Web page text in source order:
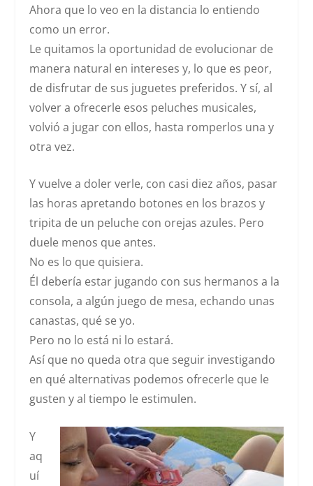
Ahora que lo veo en la distancia lo entiendo
como un error.
Le quitamos la oportunidad de evolucionar de
manera natural en intereses y, lo que es peor,
de disfrutar de sus juguetes preferidos. Y sí, al
volver a ofrecerle esos peluches musicales,
volvió a jugar con ellos, hasta romperlos una y
otra vez.
Y vuelve a doler verle, con casi diez años, pasar
las horas apretando botones en los brazos y
tripita de un peluche con orejas azules. Pero
duele menos que antes.
No es lo que quisiera.
Él debería estar jugando con sus hermanos a la
consola, a algún juego de mesa, echando unas
canastas, qué se yo.
Pero no lo está ni lo estará.
Así que no queda otra que seguir investigando
en qué alternativas podemos ofrecerle que le
gusten y al tiempo le estimulen.
Y
aq
uí